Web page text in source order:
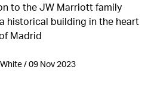
to the JW Marriott family
historical building in the heart
Madrid
/ 09 Nov 2023